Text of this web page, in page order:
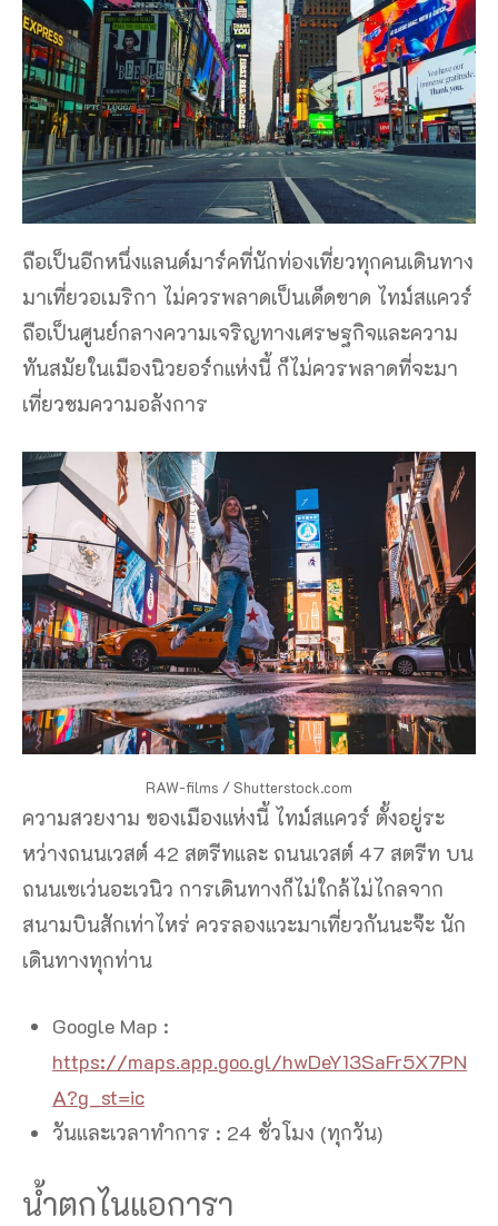
ถือเป็นอีกหนึ่งแลนด์มาร์คที่นักท่องเที่ยวทุกคนเดินทาง
มาเที่ยวอเมริกา ไม่ควรพลาดเป็นเด็ดขาด ไทม์สแควร์
ถือเป็นศูนย์กลางความเจริญทางเศรษฐกิจและความ
ทันสมัยในเมืองนิวยอร์กแห่งนี้ ก็ไม่ควรพลาดที่จะมา
เที่ยวชมความอลังการ
RAW-films / Shutterstock.com
ความสวยงาม ของเมืองแห่งนี้ ไทม์สแควร์ ตั้งอยู่ระ
หว่างถนนเวสต์ 42 สตรีทและ ถนนเวสต์ 47 สตรีท บน
ถนนเซเว่นอะเวนิว การเดินทางก็ไม่ใกล้ไม่ไกลจาก
สนามบินสักเท่าไหร่ ควรลองแวะมาเที่ยวกันนะจ๊ะ นัก
เดินทางทุกท่าน
Google Map :
https://maps.app.goo.gl/hwDeY13SaFr5X7PN
A?g_st=ic
วันและเวลาทำการ : 24 ชั่วโมง (ทุกวัน)
น้ำตกไนแอการา